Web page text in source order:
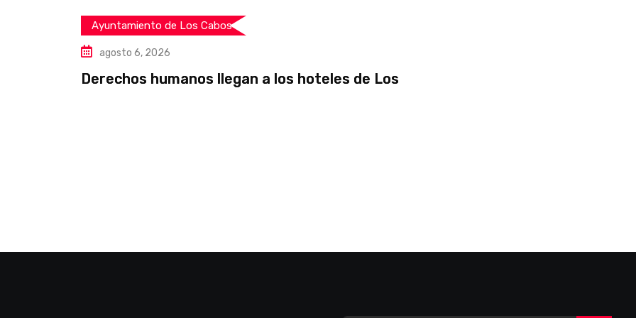
Ayuntamiento de Los Cabos
agosto 6, 2026
Derechos humanos llegan a los hoteles de Los